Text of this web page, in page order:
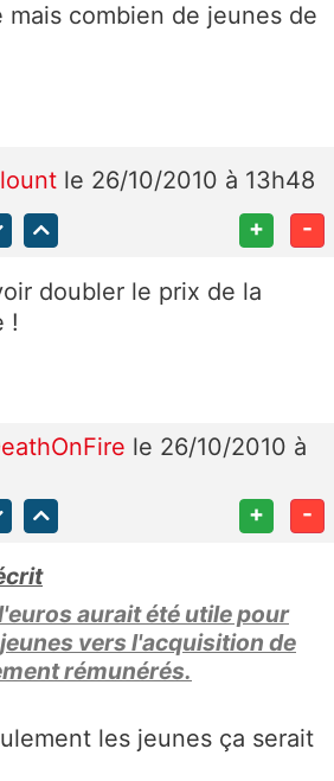
mais combien de jeunes de
le 26/10/2010 à 13h48
+ -
doubler le prix de la
!
le 26/10/2010 à
+ -
aurait été utile pour
vers l'acquisition de
rémunérés.
les jeunes ça serait